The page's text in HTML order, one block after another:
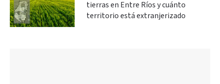
tierras en Entre Ríos y cuánto
territorio está extranjerizado